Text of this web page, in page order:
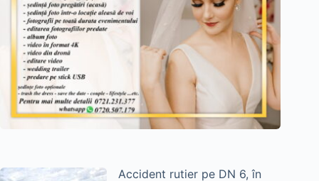
Accident rutier pe DN 6, în